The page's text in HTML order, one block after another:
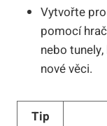
Vytvořte
pomocí
nebo
nové věci.
Tip